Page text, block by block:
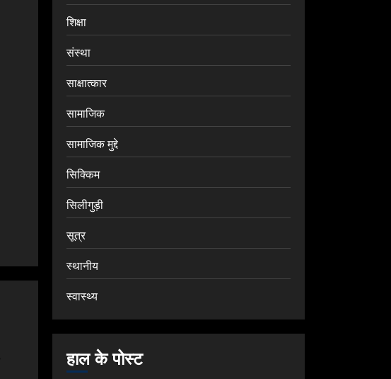
शिक्षा
संस्था
साक्षात्कार
सामाजिक
सामाजिक मुद्दे
सिक्किम
सिलीगुड़ी
सूत्र
स्थानीय
स्वास्थ्य
हाल के पोस्ट